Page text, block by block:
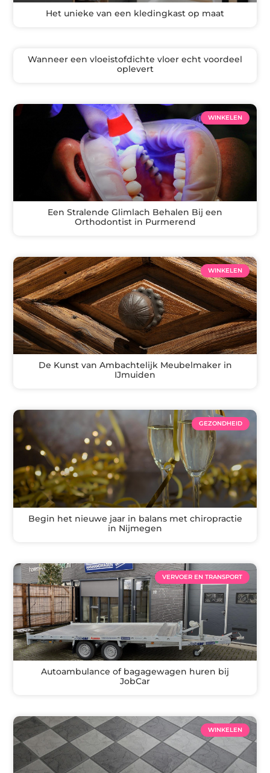
Het unieke van een kledingkast op maat
Wanneer een vloeistofdichte vloer echt voordeel
oplevert
WINKELEN
Een Stralende Glimlach Behalen Bij een
Orthodontist in Purmerend
WINKELEN
De Kunst van Ambachtelijk Meubelmaker in
IJmuiden
GEZONDHEID
Begin het nieuwe jaar in balans met chiropractie
in Nijmegen
VERVOER EN TRANSPORT
Autoambulance of bagagewagen huren bij
JobCar
WINKELEN